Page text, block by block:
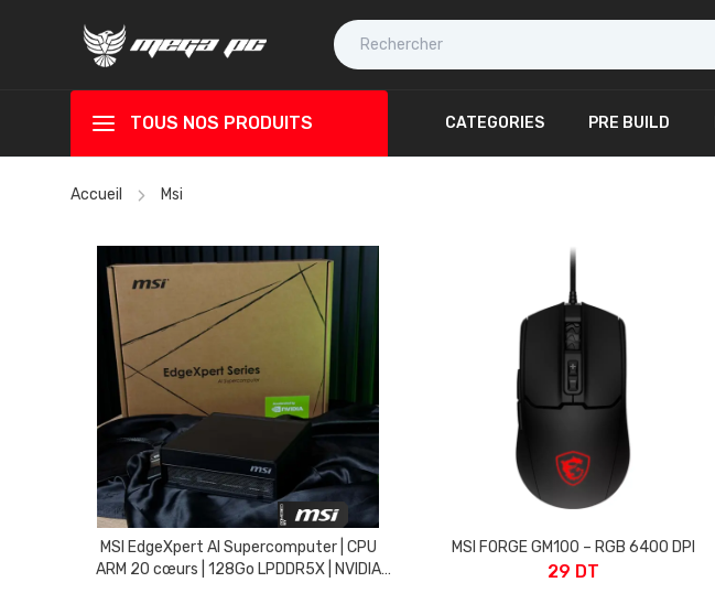
TOUS NOS PRODUITS CATEGORIES PRE BUILD
Accueil Msi
MSI EdgeXpert AI Supercomputer | CPU
ARM 20 cœurs | 128Go LPDDR5X | NVIDIA
MSI FORGE GM100 – RGB 6400 DPI
29 DT